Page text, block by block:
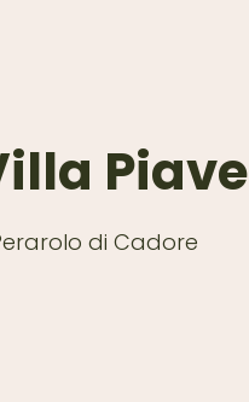
Piave
di Cadore